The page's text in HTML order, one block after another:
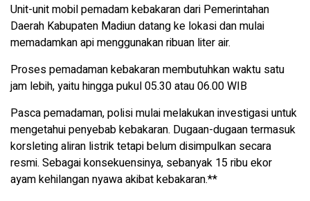
Unit-unit mobil pemadam kebakaran dari Pemerintahan
Daerah Kabupaten Madiun datang ke lokasi dan mulai
memadamkan api menggunakan ribuan liter air.
Proses pemadaman kebakaran membutuhkan waktu satu
jam lebih, yaitu hingga pukul 05.30 atau 06.00 WIB
Pasca pemadaman, polisi mulai melakukan investigasi untuk
mengetahui penyebab kebakaran. Dugaan-dugaan termasuk
korsleting aliran listrik tetapi belum disimpulkan secara
resmi. Sebagai konsekuensinya, sebanyak 15 ribu ekor
ayam kehilangan nyawa akibat kebakaran.**